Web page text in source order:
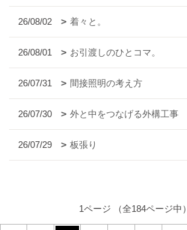
26/08/02 着々と。
26/08/01 お引渡しのひとコマ。
26/07/31 間接照明の考え方
26/07/30 外と中をつなげる外構工事
26/07/29 板張り
1ページ （全184ページ中）